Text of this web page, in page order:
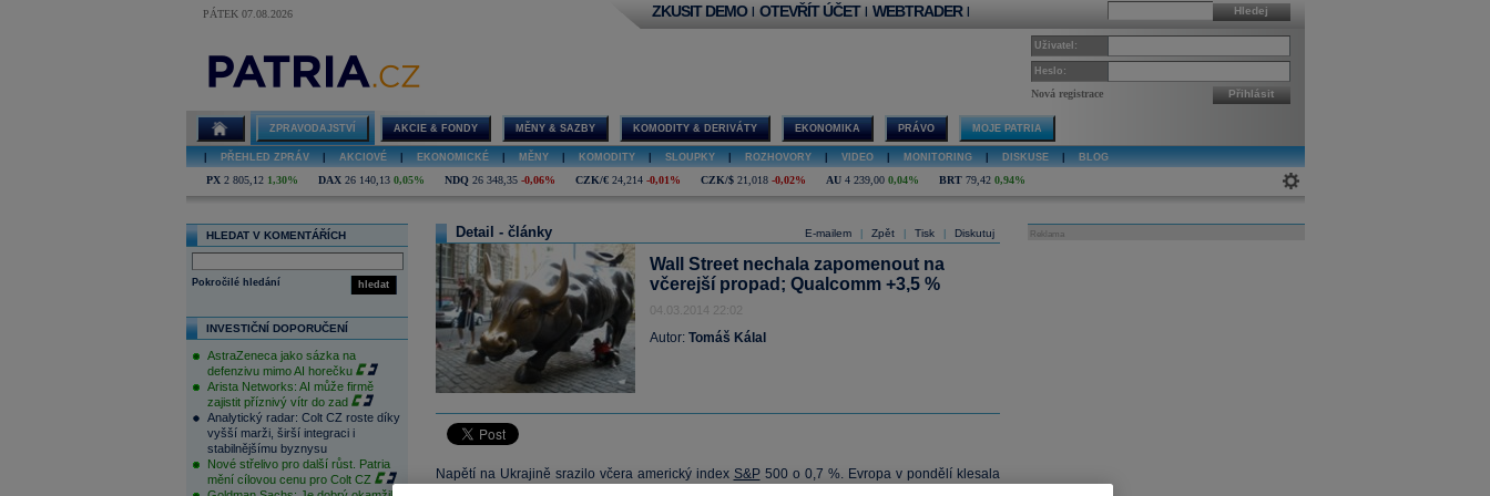
PÁTEK 07.08.2026 Hledej
ZKUSIT DEMO | OTEVŘÍT ÚČET | WEBTRADER |
Uživatel:
Heslo:
Nová registrace Přihlásit
ZPRAVODAJSTVÍ AKCIE & FONDY MĚNY & SAZBY KOMODITY & DERIVÁTY EKONOMIKA PRÁVO MOJE PATRIA
PŘEHLED ZPRÁV AKCIOVÉ EKONOMICKÉ MĚNY KOMODITY SLOUPKY ROZHOVORY VIDEO MONITORING DISKUSE BLOG
PX 2 805,12 1,30% DAX 26 140,13 0,05% NDQ 26 348,35 -0,06% CZK/€ 24,214 -0,01% CZK/$ 21,018 -0,02% AU 4 239,00 0,04% BRT 79,42 0,94%
HLEDAT V KOMENTÁŘÍCH
hledat
Pokročilé hledání
INVESTIČNÍ DOPORUČENÍ
AstraZeneca jako sázka na
defenzivu mimo AI horečku
Arista Networks: AI může firmě
zajistit příznivý vítr do zad
Analytický radar: Colt CZ roste díky
vyšší marži, širší integraci i
stabilnějšímu byznysu
Nové střelivo pro další růst. Patria
mění cílovou cenu pro Colt CZ
E-mailem Zpět Tisk Diskutuj
Detail - články
Wall Street nechala zapomenout na
včerejší propad; Qualcomm +3,5 %
04.03.2014 22:02
Autor: Tomáš Kálal
Napětí na Ukrajině srazilo včera americký index S&P500 o 0,7 %. Evropa v pondělí klesala
Reklama